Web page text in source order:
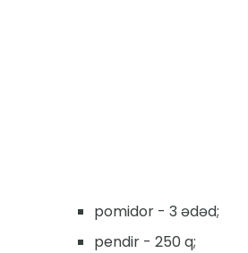
pomidor - 3 ədəd;
pendir - 250 q;